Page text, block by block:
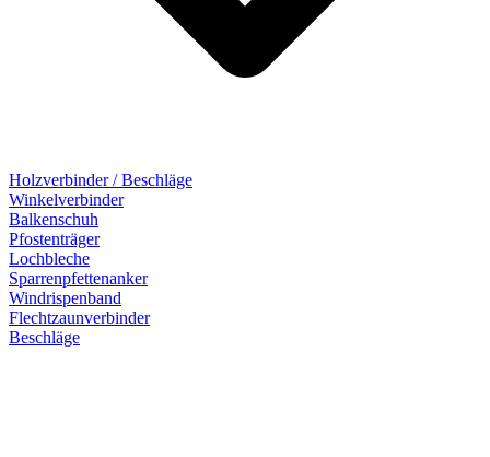
Holzverbinder / Beschläge
Winkelverbinder
Balkenschuh
Pfostenträger
Lochbleche
Sparrenpfettenanker
Windrispenband
Flechtzaunverbinder
Beschläge